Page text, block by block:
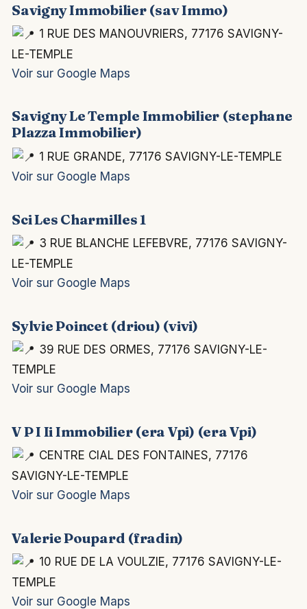
Savigny Immobilier (sav Immo)
1 RUE DES MANOUVRIERS, 77176 SAVIGNY-
LE-TEMPLE
Voir sur Google Maps
Savigny Le Temple Immobilier (stephane
Plazza Immobilier)
1 RUE GRANDE, 77176 SAVIGNY-LE-TEMPLE
Voir sur Google Maps
Sci Les Charmilles 1
3 RUE BLANCHE LEFEBVRE, 77176 SAVIGNY-
LE-TEMPLE
Voir sur Google Maps
Sylvie Poincet (driou) (vivi)
39 RUE DES ORMES, 77176 SAVIGNY-LE-
TEMPLE
Voir sur Google Maps
V P I Ii Immobilier (era Vpi) (era Vpi)
CENTRE CIAL DES FONTAINES, 77176
SAVIGNY-LE-TEMPLE
Voir sur Google Maps
Valerie Poupard (fradin)
10 RUE DE LA VOULZIE, 77176 SAVIGNY-LE-
TEMPLE
Voir sur Google Maps